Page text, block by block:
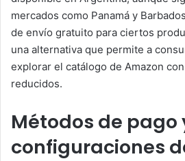
mercados como Panamá y
de envío gratuito para ciertos
una alternativa que permite a
explorar el catálogo de Amazon
reducidos.
Métodos de pago
configuraciones